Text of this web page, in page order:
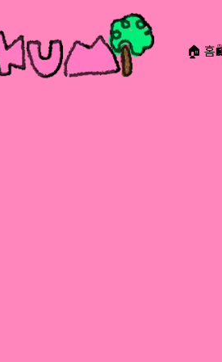
RYOKKUMi 🏠 홈